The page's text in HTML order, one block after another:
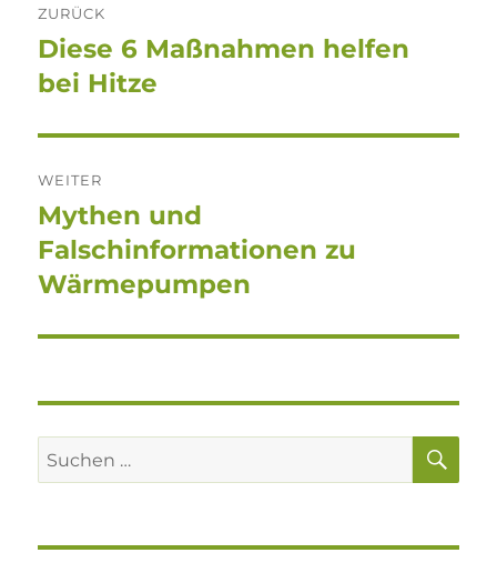
ZURÜCK
Vorheriger
Beitrag:
Diese 6 Maßnahmen helfen
bei Hitze
WEITER
Nächster
Beitrag:
Mythen und
Falschinformationen zu
Wärmepumpen
Suchen
nach: